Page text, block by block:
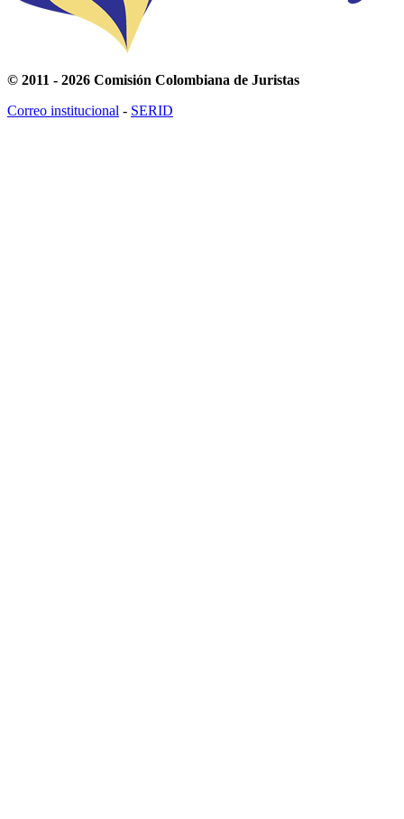
© 2011 - 2026 Comisión Colombiana de Juristas
Correo institucional - SERID